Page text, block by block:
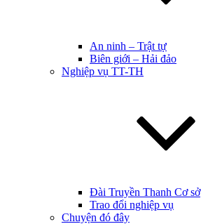
An ninh – Trật tự
Biên giới – Hải đảo
Nghiệp vụ TT-TH
Đài Truyền Thanh Cơ sở
Trao đổi nghiệp vụ
Chuyện đó đây